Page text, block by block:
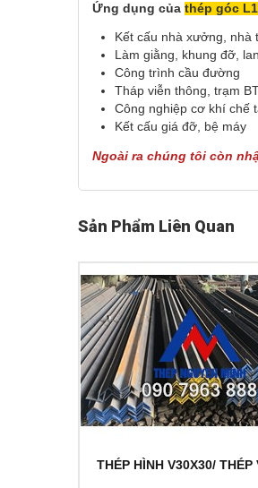
Ứng dụng của thép góc
Kết cấu nhà xưởng, nhà
Làm giằng, khung đỡ,
Công trình cầu đường
Tháp viễn thông, trạm
Công nghiệp cơ khí chế
Kết cấu giá đỡ, bệ máy
Ngoài ra chúng tôi còn
Sản Phẩm Liên Quan
THÉP HÌNH V30X30/ THÉP